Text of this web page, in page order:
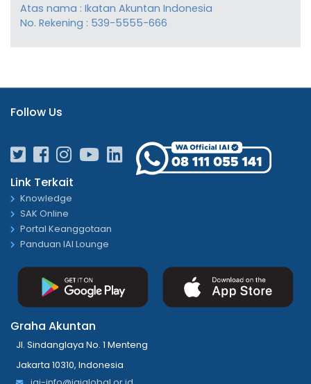
Atas nama : Ikatan Akuntan Indonesia
No. Rekening : 539-5555-666
Follow Us
Link Terkait
Knowledge
SAK Online
Portal Keanggotaan
Panduan IAI Lounge
Graha Akuntan
Jl. Sindanglaya No. 1 Menteng
Jakarta 10310, Indonesia